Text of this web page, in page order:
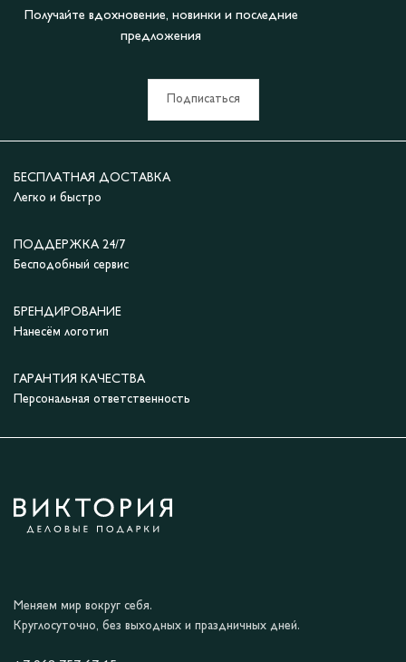
Получайте вдохновение, новинки и последние
предложения
Подписаться
БЕСПЛАТНАЯ ДОСТАВКА
Легко и быстро
ПОДДЕРЖКА 24/7
Бесподобный сервис
БРЕНДИРОВАНИЕ
Нанесём логотип
ГАРАНТИЯ КАЧЕСТВА
Персональная ответственность
Меняем мир вокруг себя.
Круглосуточно, без выходных и праздничных дней.